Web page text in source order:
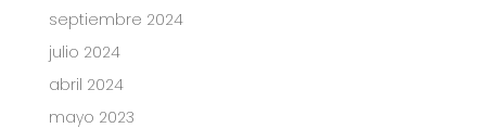
septiembre 2024
julio 2024
abril 2024
mayo 2023